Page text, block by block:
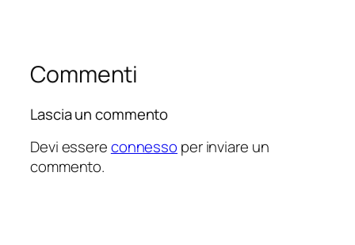
Commenti
Lascia un commento
Devi essereconnesso per inviare un
commento.